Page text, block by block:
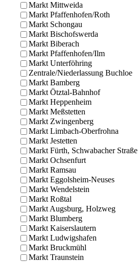
Markt Mittweida
Markt Pfaffenhofen/Roth
Markt Schongau
Markt Bischofswerda
Markt Biberach
Markt Pfaffenhofen/Ilm
Markt Unterföhring
Zentrale/Niederlassung Buchloe
Markt Bamberg
Markt Ötztal-Bahnhof
Markt Heppenheim
Markt Meßstetten
Markt Zwingenberg
Markt Limbach-Oberfrohna
Markt Jestetten
Markt Fürth, Schwabacher Straße
Markt Ochsenfurt
Markt Ramsau
Markt Eggolsheim-Neuses
Markt Wendelstein
Markt Roßtal
Markt Augsburg, Holzweg
Markt Blumberg
Markt Kaiserslautern
Markt Ludwigshafen
Markt Bruckmühl
Markt Traunstein